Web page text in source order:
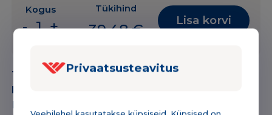
Privaatsusteavitus
Kogus
-
Adler
MG
+
Tükihind
39,48€
Lisa korvi
Tootekood: 171NNPK5018M
Kategooria:
Bränd: